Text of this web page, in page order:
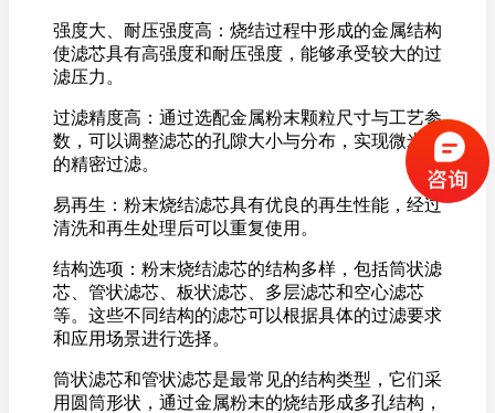
强度大、耐压强度高：烧结过程中形成的金属结构
使滤芯具有高强度和耐压强度，能够承受较大的过
滤压力。
过滤精度高：通过选配金属粉末颗粒尺寸与工艺参
数，可以调整滤芯的孔隙大小与分布，实现微米级
的精密过滤。
易再生：粉末烧结滤芯具有优良的再生性能，经过
清洗和再生处理后可以重复使用。
结构选项：粉末烧结滤芯的结构多样，包括筒状滤
芯、管状滤芯、板状滤芯、多层滤芯和空心滤芯
等。这些不同结构的滤芯可以根据具体的过滤要求
和应用场景进行选择。
筒状滤芯和管状滤芯是最常见的结构类型，它们采
用圆筒形状，通过金属粉末的烧结形成多孔结构，